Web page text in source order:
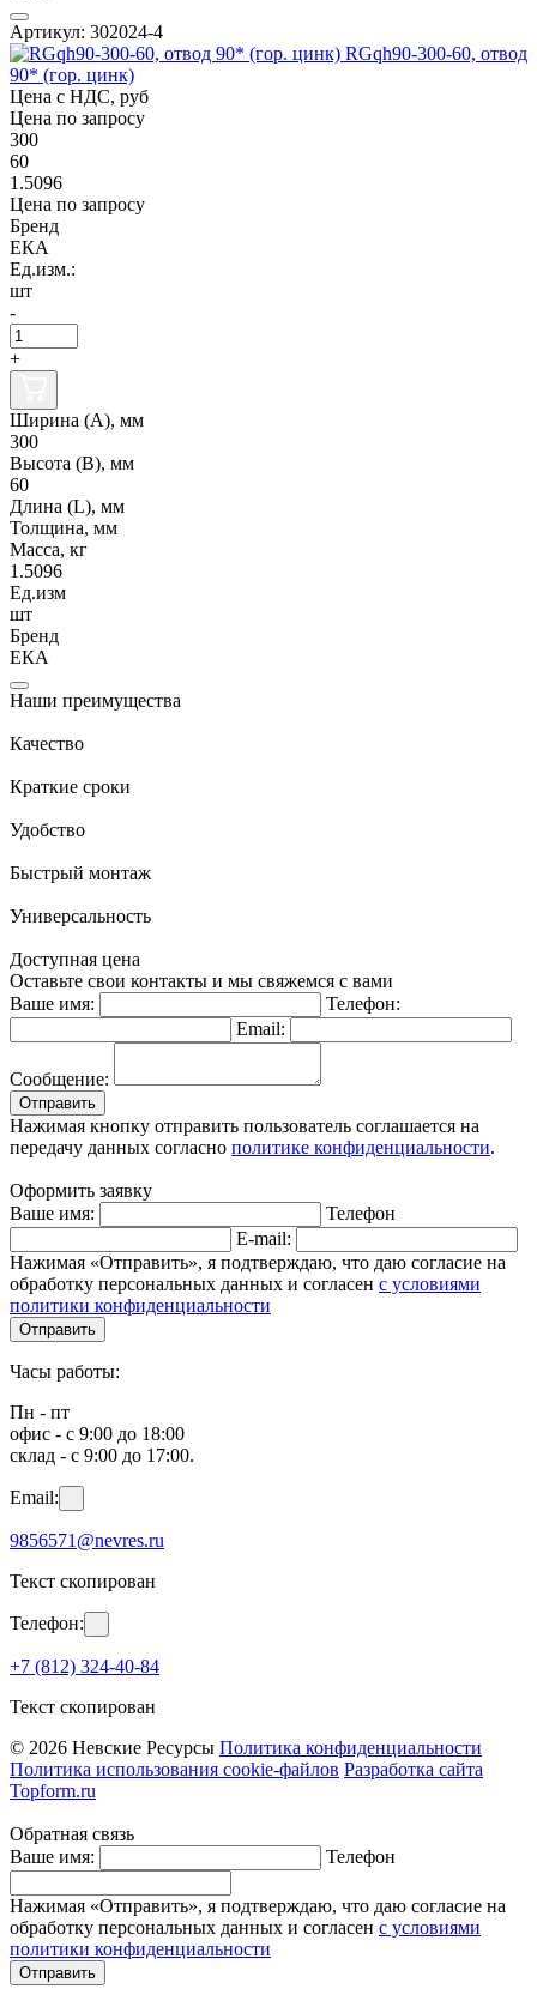
Артикул: 302024-4
RGqh90-300-60, отвод
90* (гор. цинк)
Цена с НДС, руб
Цена по запросу
300
60
1.5096
Цена по запросу
Бренд
ЕКА
Ед.изм.:
шт
-
+
Ширина (А), мм
300
Высота (В), мм
60
Длина (L), мм
Толщина, мм
Масса, кг
1.5096
Ед.изм
шт
Бренд
ЕКА
Наши преимущества
Качество
Краткие сроки
Удобство
Быстрый монтаж
Универсальность
Доступная цена
Оставьте свои контакты и мы свяжемся с вами
Ваше имя:
Телефон:
Email:
Сообщение:
Отправить
Нажимая кнопку отправить пользователь соглашается на
передачу данных согласно политике конфиденциальности.
Оформить заявку
Ваше имя:
Телефон
E-mail:
Нажимая «Отправить», я подтверждаю, что даю согласие на
обработку персональных данных и согласен с условиями
политики конфиденциальности
Отправить
Часы работы:
Пн - пт
офис - с 9:00 до 18:00
склад - с 9:00 до 17:00.
Email:
9856571@nevres.ru
Текст скопирован
Телефон:
+7 (812) 324-40-84
Текст скопирован
© 2026 Невские Ресурсы Политика конфиденциальности
Политика использования cookie-файлов Разработка сайта
Topform.ru
Обратная связь
Ваше имя:
Телефон
Нажимая «Отправить», я подтверждаю, что даю согласие на
обработку персональных данных и согласен с условиями
политики конфиденциальности
Отправить